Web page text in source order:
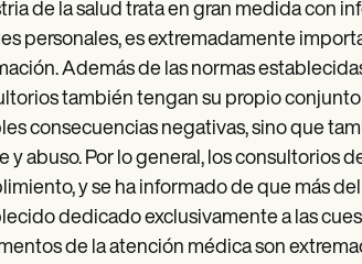
de la salud trata en gran medida con
personales, es extremadamente
Además de las normas
también tengan su propio
consecuencias negativas, sino que
y abuso. Por lo general, los consultorios
y se ha informado de que más
dedicado exclusivamente a las
de la atención médica son